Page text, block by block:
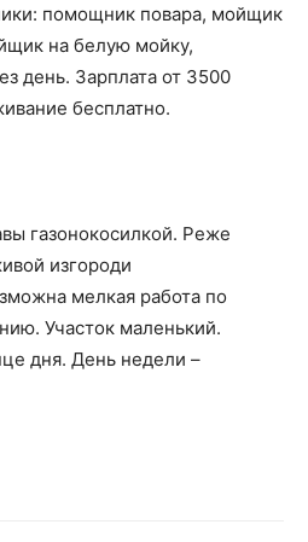
помощник повара, мойщик
на белую мойку,
день. Зарплата от 3500
бесплатно.
газонокосилкой. Реже
изгороди
мелкая работа по
Участок маленький.
дня. День недели –